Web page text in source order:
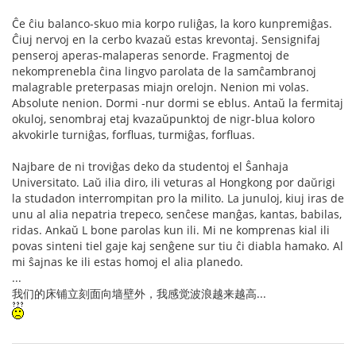
Ĉe ĉiu balanco-skuo mia korpo ruliĝas, la koro kunpremiĝas.
Ĉiuj nervoj en la cerbo kvazaŭ estas krevontaj. Sensignifaj
penseroj aperas-malaperas senorde. Fragmentoj de
nekomprenebla ĉina lingvo parolata de la samĉambranoj
malagrable preterpasas miajn orelojn. Nenion mi volas.
Absolute nenion. Dormi -nur dormi se eblus. Antaŭ la fermitaj
okuloj, senombraj etaj kvazaŭpunktoj de nigr-blua koloro
akvokirle turniĝas, forfluas, turmiĝas, forfluas.
Najbare de ni troviĝas deko da studentoj el Ŝanhaja
Universitato. Laŭ ilia diro, ili veturas al Hongkong por daŭrigi
la studadon interrompitan pro la milito. La junuloj, kiuj iras de
unu al alia nepatria trepeco, senĉese manĝas, kantas, babilas,
ridas. Ankaŭ L bone parolas kun ili. Mi ne komprenas kial ili
povas sinteni tiel gaje kaj senĝene sur tiu ĉi diabla hamako. Al
mi ŝajnas ke ili estas homoj el alia planedo.
...
我们的床铺立刻面向墙壁外，我感觉波浪越来越高...